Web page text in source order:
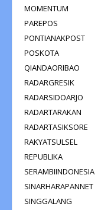
MOMENTUM
PAREPOS
PONTIANAKPOST
POSKOTA
QIANDAORIBAO
RADARGRESIK
RADARSIDOARJO
RADARTARAKAN
RADARTASIKSORE
RAKYATSULSEL
REPUBLIKA
SERAMBIINDONESIA
SINARHARAPANNET
SINGGALANG